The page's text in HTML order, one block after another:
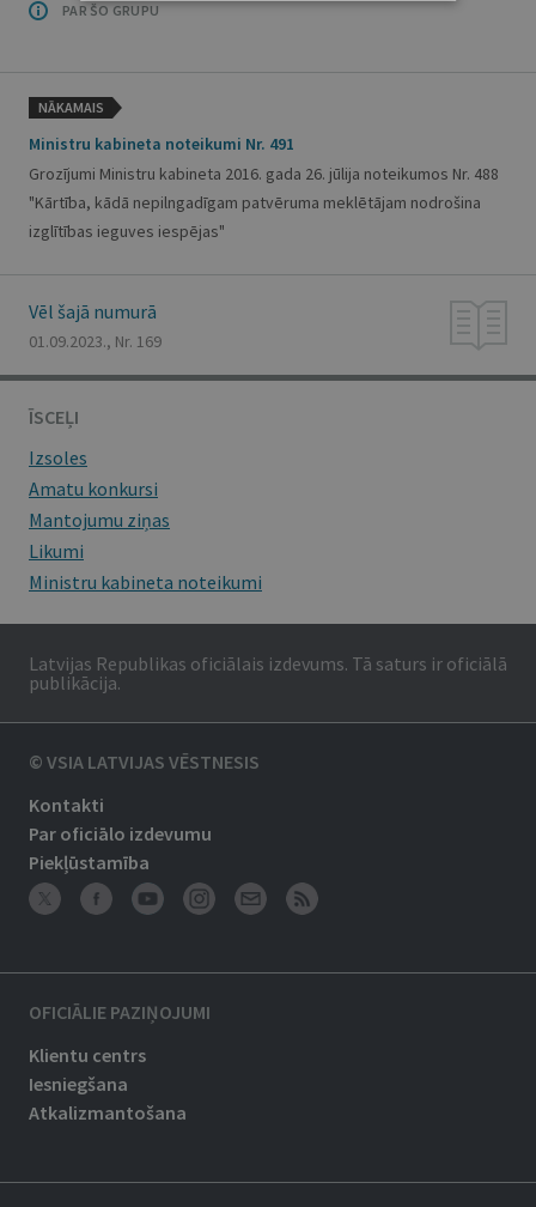
PAR ŠO GRUPU
NĀKAMAIS
Ministru kabineta noteikumi Nr. 491
Grozījumi Ministru kabineta 2016. gada 26. jūlija noteikumos Nr. 488
"Kārtība, kādā nepilngadīgam patvēruma meklētājam nodrošina
izglītības ieguves iespējas"
Vēl šajā numurā
01.09.2023., Nr. 169
ĪSCEĻI
Izsoles
Amatu konkursi
Mantojumu ziņas
Likumi
Ministru kabineta noteikumi
Latvijas Republikas oficiālais izdevums. Tā saturs ir oficiālā
publikācija.
© VSIA LATVIJAS VĒSTNESIS
Kontakti
Par oficiālo izdevumu
Piekļūstamība
OFICIĀLIE PAZIŅOJUMI
Klientu centrs
Iesniegšana
Atkalizmantošana